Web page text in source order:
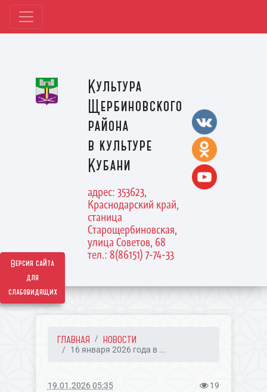
Версия сайта
для
слабовидящих
Культура
Щербиновского
района
в культуре
Кубани
адрес: 353623,
Краснодарский край,
станица
Старощербиновская,
улица Советов, 68
тел.: 8(86151) 7-74-33
ГЛАВНАЯ НОВОСТИ
16 января 2026 года в ...
19.01.2026 05:35 19